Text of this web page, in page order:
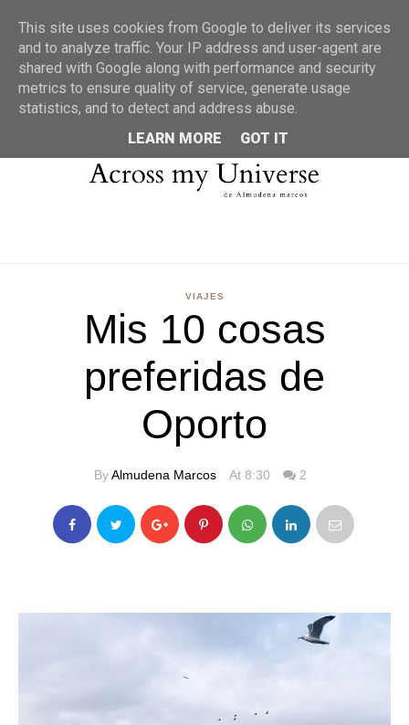
MENU
VIAJES
Mis 10 cosas
preferidas de
Oporto
ByAlmudena Marcos At 8:30 2
This site uses cookies from Google to deliver its services
and to analyze traffic. Your IP address and user-agent are
shared with Google along with performance and security
metrics to ensure quality of service, generate usage
statistics, and to detect and address abuse.
LEARN MORE
GOT IT